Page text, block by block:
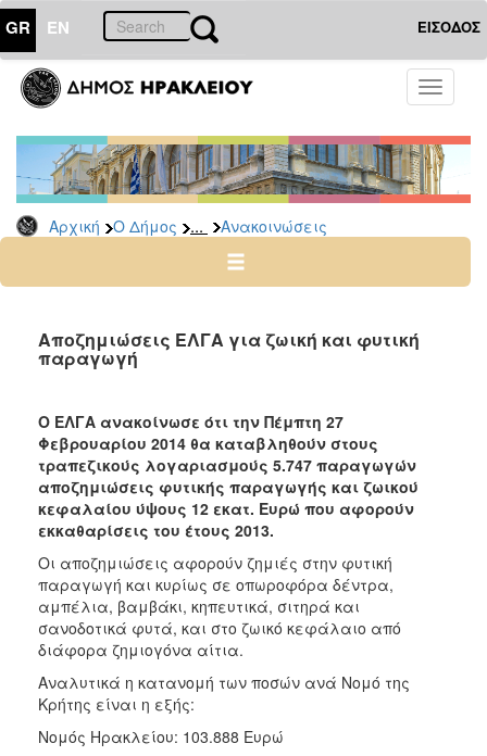
GR EN ΕΙΣΟΔΟΣ
Toggle
Αρχική Ο Δήμος ... Ανακοινώσεις
ΔΗΜΟΣ
Υπηρεσίες
&
Φορείς
Δημοτικές
Υπηρεσίες
Ηλεκτρονική
Διακυβέρνηση
Επιτροπές
Αγροτική
Ανάπτυξη
Ανακοινώσεις
Προγράμματα
Προσχολική
Αγωγή
Κοιμητήρια
Κέντρο
Οικογένειας
Αποζημιώσεις ΕΛΓΑ για ζωική και φυτική
παραγωγή
Ο ΕΛΓΑ ανακοίνωσε ότι την Πέμπτη 27
Φεβρουαρίου 2014 θα καταβληθούν στους
τραπεζικούς λογαριασμούς 5.747 παραγωγών
αποζημιώσεις φυτικής παραγωγής και ζωικού
κεφαλαίου ύψους 12 εκατ. Ευρώ που αφορούν
εκκαθαρίσεις του έτους 2013.
Οι αποζημιώσεις αφορούν ζημιές στην φυτική
παραγωγή και κυρίως σε οπωροφόρα δέντρα,
αμπέλια, βαμβάκι, κηπευτικά, σιτηρά και
σανοδοτικά φυτά, και στο ζωικό κεφάλαιο από
διάφορα ζημιογόνα αίτια.
Αναλυτικά η κατανομή των ποσών ανά Νομό της
Κρήτης είναι η εξής:
Νομός Ηρακλείου: 103.888 Ευρώ